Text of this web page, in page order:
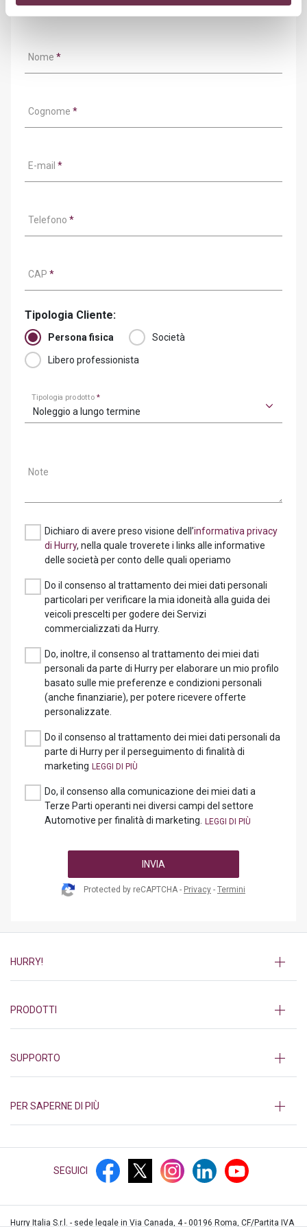
Nome *
Cognome *
E-mail *
Telefono *
CAP *
Tipologia Cliente:
Persona fisica Società
Libero professionista
Tipologia prodotto*
Noleggio a lungo termine
Note
Dichiaro di avere preso visione dell’informativa privacy
di Hurry, nella quale troverete i links alle informative
delle società per conto delle quali operiamo
Do il consenso al trattamento dei miei dati personali
particolari per verificare la mia idoneità alla guida dei
veicoli prescelti per godere dei Servizi
commercializzati da Hurry.
Do, inoltre, il consenso al trattamento dei miei dati
personali da parte di Hurry per elaborare un mio profilo
basato sulle mie preferenze e condizioni personali
(anche finanziarie), per potere ricevere offerte
personalizzate.
Do il consenso al trattamento dei miei dati personali da
parte di Hurry per il perseguimento di finalità di
marketing
Do, il consenso alla comunicazione dei miei dati a
Terze Parti operanti nei diversi campi del settore
Automotive per finalità di marketing.
INVIA
Protected by reCAPTCHA - Privacy - Termini
HURRY!
PRODOTTI
SUPPORTO
PER SAPERNE DI PIÙ
SEGUICI
Hurry Italia S.r.l. - sede legale in Via Canada, 4 - 00196 Roma, CF/Partita IVA